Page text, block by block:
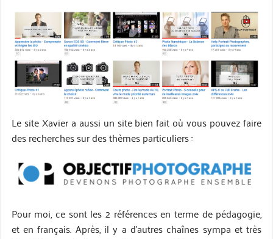
Le site Xavier a aussi un site bien fait où vous pouvez faire
des recherches sur des thèmes particuliers :
Pour moi, ce sont les 2 références en terme de pédagogie,
et en français. Après, il y a d’autres chaînes sympa et très